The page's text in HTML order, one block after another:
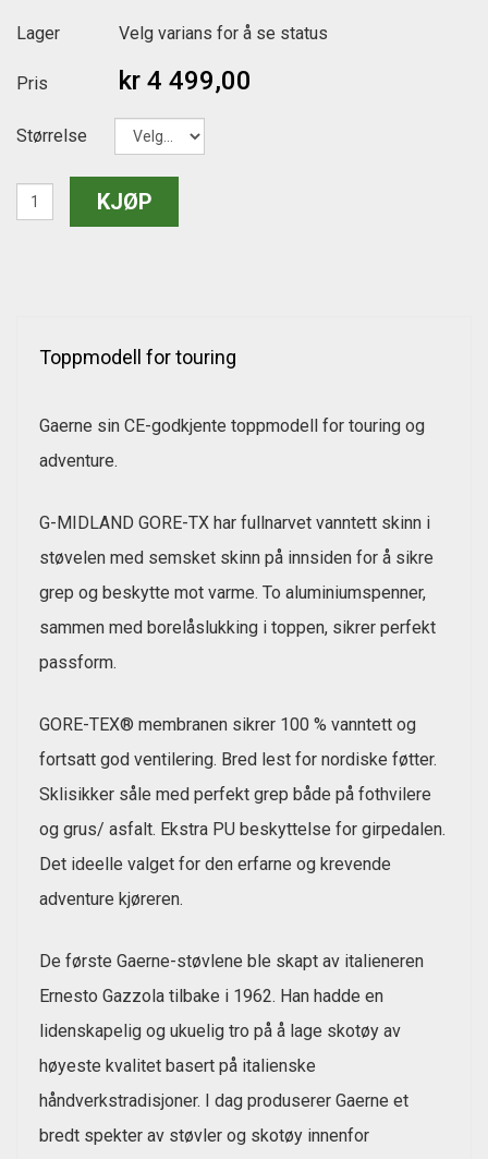
Lager Velg varians for å se status
Pris kr 4 499,00
Størrelse
Toppmodell for touring
Gaerne sin CE-godkjente toppmodell for touring og
adventure.
G-MIDLAND GORE-TX har fullnarvet vanntett skinn i
støvelen med semsket skinn på innsiden for å sikre
grep og beskytte mot varme. To aluminiumspenner,
sammen med borelåslukking i toppen, sikrer perfekt
passform.
GORE-TEX® membranen sikrer 100 % vanntett og
fortsatt god ventilering. Bred lest for nordiske føtter.
Sklisikker såle med perfekt grep både på fothvilere
og grus/ asfalt. Ekstra PU beskyttelse for girpedalen.
Det ideelle valget for den erfarne og krevende
adventure kjøreren.
De første Gaerne-støvlene ble skapt av italieneren
Ernesto Gazzola tilbake i 1962. Han hadde en
lidenskapelig og ukuelig tro på å lage skotøy av
høyeste kvalitet basert på italienske
håndverkstradisjoner. I dag produserer Gaerne et
bredt spekter av støvler og skotøy innenfor